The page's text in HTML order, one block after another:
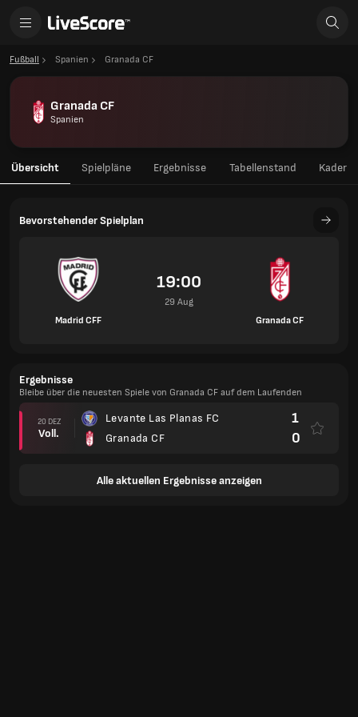
Fußball Spanien Granada CF
Granada CF
Spanien
Übersicht Spielpläne Ergebnisse Tabellenstand Kader
Bevorstehender Spielplan
Madrid CFF
19:00
29 Aug
Granada CF
Ergebnisse
Bleibe über die neuesten Spiele von Granada CF auf dem Laufenden
20 DEZ
Voll.
Levante Las Planas FC
Granada CF
1
0
Alle aktuellen Ergebnisse anzeigen